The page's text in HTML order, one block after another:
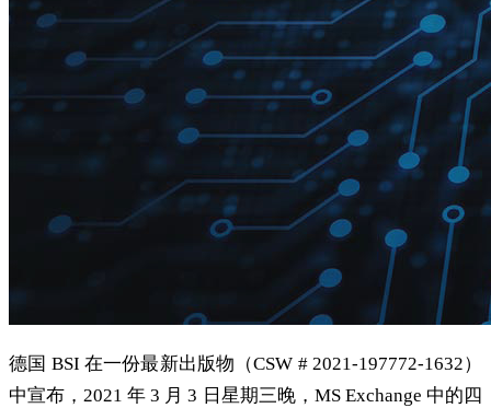
德国 BSI 在一份最新出版物（CSW # 2021-197772-1632）
中宣布，2021 年 3 月 3 日星期三晚，MS Exchange 中的四